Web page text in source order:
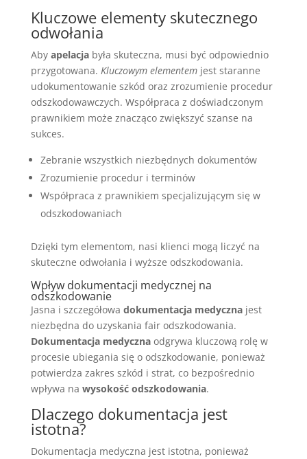
Kluczowe elementy skutecznego
odwołania
Aby apelacjabyła skuteczna, musi być odpowiednio
przygotowana. Kluczowym elementemjest staranne
udokumentowanie szkód oraz zrozumienie procedur
odszkodowawczych. Współpraca z doświadczonym
prawnikiem może znacząco zwiększyć szanse na
sukces.
Zebranie wszystkich niezbędnych dokumentów
Zrozumienie procedur i terminów
Współpraca z prawnikiem specjalizującym się w
odszkodowaniach
Dzięki tym elementom, nasi klienci mogą liczyć na
skuteczne odwołania i wyższe odszkodowania.
Wpływ dokumentacji medycznej na
odszkodowanie
Jasna i szczegółowa dokumentacja medycznajest
niezbędna do uzyskania fair odszkodowania.
Dokumentacja medycznaodgrywa kluczową rolę w
procesie ubiegania się o odszkodowanie, ponieważ
potwierdza zakres szkód i strat, co bezpośrednio
wpływa na wysokość odszkodowania.
Dlaczego dokumentacja jest
istotna?
Dokumentacja medyczna jest istotna, ponieważ